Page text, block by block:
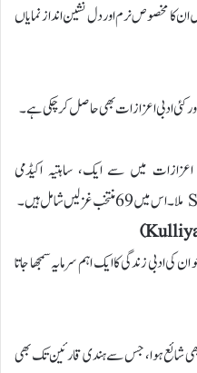
ان کا مخصوص نرم اور دل نشین انداز نمایاں
کئی ادبی اعزازات بھی حاصل کر چکی ہے۔
میں سے ایک، ساہتیہ اکیڈمی
ادبی زندگی کا ایک اہم سرمایہ سمجھا جاتا
بھی شائع ہوا، جس سے ہندی قارئین تک بھی